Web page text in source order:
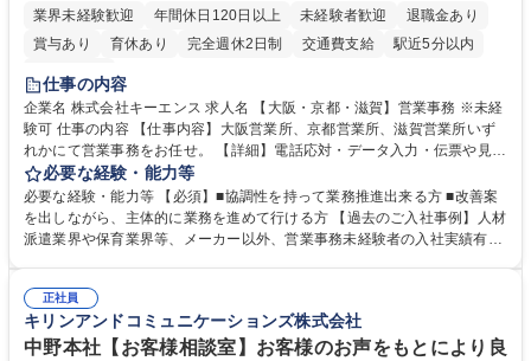
業界未経験歓迎
年間休日120日以上 未経験者歓迎
退職金あり
賞与あり
育休あり 完全週休2日制 交通費支給
駅近5分以内
土日祝休み
仕事の内容
企業名 株式会社キーエンス 求人名 【大阪・京都・滋賀】営業事務 ※未経
験可 仕事の内容 【仕事内容】大阪営業所、京都営業所、滋賀営業所いず
れかにて営業事務をお任せ。 【詳細】電話応対・データ入力・伝票や見積
の作成・カタログ送付・来客対応・営業所内で発生する事務業務や業務改
善をお任せ。 【教育制度】ご入社後、育成担当とペアになりながらOJTに
て業務を覚えていただくことが可能です。業務システムがきちんと構築さ
れているため、スムーズに仕事に慣れることができる環境です。また、
募集職種 【大阪・京都・滋賀】営業事務 ※未経験可
必要な経験・能力等
必要な経験・能力等 【必須】■協調性を持って業務推進出来る方 ■改善案
を出しながら、主体的に業務を進めて行ける方 【過去のご入社事例】人材
派遣業界や保育業界等、メーカー以外、営業事務未経験者の入社実績有
えて、お客様や社員の状況に合わせ、能動的なサポート、改善の動きも期
待され。組織を支えるスペシャリストとして、チームに貢献し、結果的に
社員から頼られる存在になることができます。平均19:30の退勤以降の業
正社員
キリンアンドコミュニケーションズ株式会社
中野本社【お客様相談室】お客様のお声をもとにより良